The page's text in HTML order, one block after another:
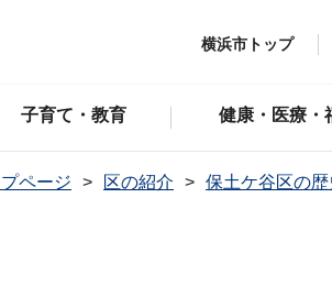
横浜市トップ
子育て・教育 健康・医療・
ページ 区の紹介 保土ケ谷区の歴